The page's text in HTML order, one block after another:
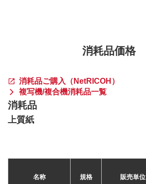
消耗品価格
消耗品ご購入（NetRICOH）
複写機/複合機消耗品一覧
消耗品
上質紙
名称 規格 販売単位